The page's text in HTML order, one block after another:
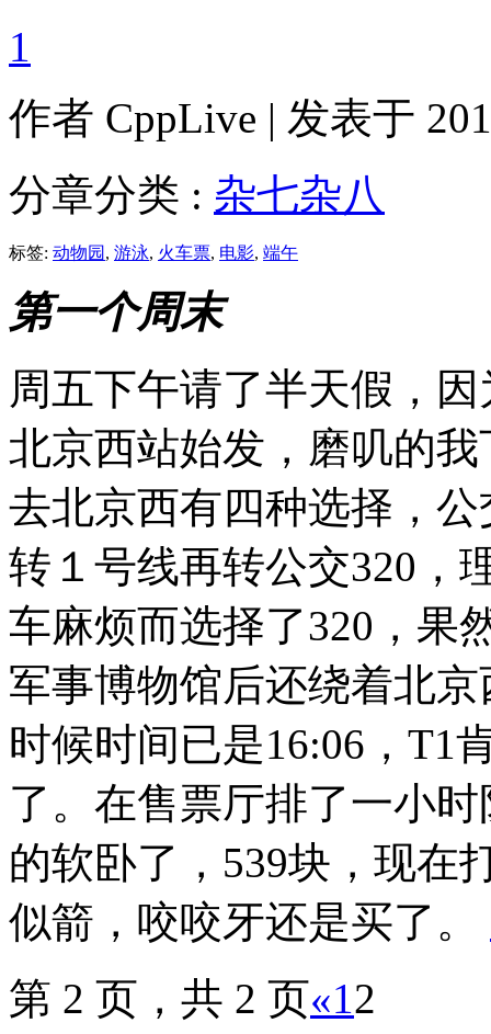
1
作者 CppLive | 发表于
分章分类 : 杂七杂八
标签: 动物园 , 游泳, 火车票, 电影, 端午
第一个周末
周五下午请了半天假，
北京西站始发，磨叽的
去北京西有四种选择，
转１号线再转公交320，
车麻烦而选择了320，果
军事博物馆后还绕着北
时候时间已是16:06，T1
了。在售票厅排了一小
的软卧了，539块，现在
似箭，咬咬牙还是买了。
第 2 页，共 2 页«12